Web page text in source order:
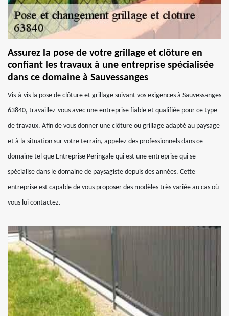
Assurez la pose de votre grillage et clôture en
confiant les travaux à une entreprise spécialisée
dans ce domaine à Sauvessanges
Vis-à-vis la pose de clôture et grillage suivant vos exigences à Sauvessanges
63840, travaillez-vous avec une entreprise fiable et qualifiée pour ce type
de travaux. Afin de vous donner une clôture ou grillage adapté au paysage
et à la situation sur votre terrain, appelez des professionnels dans ce
domaine tel que Entreprise Peringale qui est une entreprise qui se
spécialise dans le domaine de paysagiste depuis des années. Cette
entreprise est capable de vous proposer des modèles très variée au cas où
vous lui contactez.